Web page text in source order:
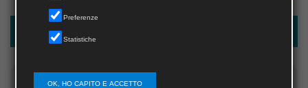
Recupera password
Preferenze
Statistiche
OK, HO CAPITO E ACCETTO